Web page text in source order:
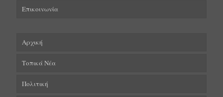
Επικοινωνία
Αρχική
Τοπικά Νέα
Πολιτική